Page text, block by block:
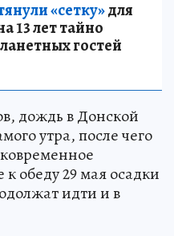
«сетку»для
13 лет тайно
гостей
дождь в Донской
утра, после чего
обеду 29 мая осадки
идти и в